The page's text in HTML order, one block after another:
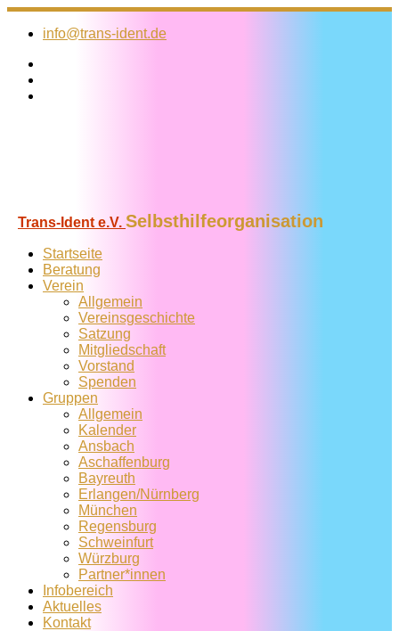
Zum
Inhalt
info@trans-ident.de
Trans-Ident e.V. Selbsthilfeorganisation
Startseite
Beratung
Verein
Allgemein
Vereins­geschichte
Satzung
Mitglied­schaft
Vorstand
Spenden
Gruppen
Allgemein
Kalender
Ansbach
Aschaffenburg
Bayreuth
Erlangen/Nürnberg
München
Regensburg
Schweinfurt
Würzburg
Partner*innen
Infobereich
Aktuelles
Kontakt